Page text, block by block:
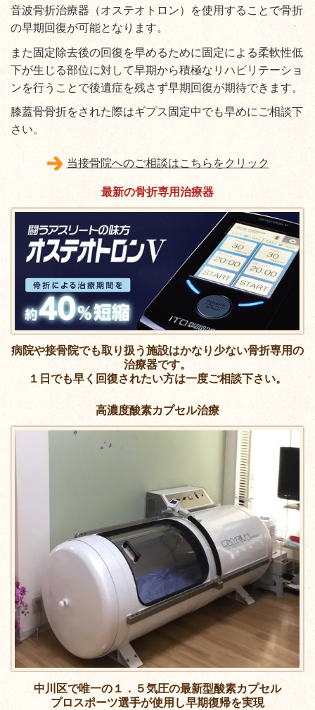
音波骨折治療器（オステオトロン）を使用することで骨折
の早期回復が可能となります。
また固定除去後の回復を早めるために固定による柔軟性低
下が生じる部位に対して早期から積極なリハビリテーショ
ンを行うことで後遺症を残さず早期回復が期待できます。
膝蓋骨骨折をされた際はギプス固定中でも早めにご相談下
さい。
当接骨院へのご相談はこちらをクリック
最新の骨折専用治療器
病院や接骨院でも取り扱う施設はかなり少ない骨折専用の
治療器です。
１日でも早く回復されたい方は一度ご相談下さい。
高濃度酸素カプセル治療
中川区で唯一の１．５気圧の最新型酸素カプセル
プロスポーツ選手が使用し早期復帰を実現